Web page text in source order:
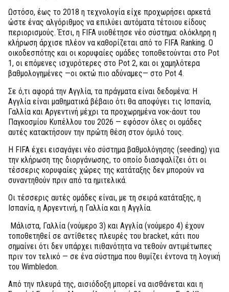
Ωστόσο, έως το 2018 η τεχνολογία είχε προχωρήσει αρκετά
ώστε ένας αλγόριθμος να επιλύει αυτόματα τέτοιου είδους
περιορισμούς. Έτσι, η FIFA υιοθέτησε νέο σύστημα: ολόκληρη η
κλήρωση άρχισε πλέον να καθορίζεται από το FIFA Ranking. Ο
οικοδεσπότης και οι κορυφαίες ομάδες τοποθετούνται στο Pot
1, οι επόμενες ισχυρότερες στο Pot 2, και οι χαμηλότερα
βαθμολογημένες —οι οκτώ πιο αδύναμες— στο Pot 4.
Σε ό,τι αφορά την Αγγλία, τα πράγματα είναι δεδομένα: Η
Αγγλία είναι μαθηματικά βέβαιο ότι θα αποφύγει τις Ισπανία,
Γαλλία και Αργεντινή μέχρι τα προχωρημένα νοκ-άουτ του
Παγκοσμίου Κυπέλλου του 2026 — εφόσον όλες οι ομάδες
αυτές κατακτήσουν την πρώτη θέση στον όμιλό τους.
Η FIFA έχει εισαγάγει νέο σύστημα βαθμολόγησης (seeding) για
την κλήρωση της διοργάνωσης, το οποίο διασφαλίζει ότι οι
τέσσερις κορυφαίες χώρες της κατάταξης δεν μπορούν να
συναντηθούν πριν από τα ημιτελικά.
Οι τέσσερις αυτές ομάδες είναι, με τη σειρά κατάταξης, η
Ισπανία, η Αργεντινή, η Γαλλία και η Αγγλία.
Μάλιστα, Γαλλία (νούμερο 3) και Αγγλία (νούμερο 4) έχουν
τοποθετηθεί σε αντίθετες πλευρές του bracket, κάτι που
σημαίνει ότι δεν υπάρχει πιθανότητα να τεθούν αντιμέτωπες
πριν τον τελικό — σε ένα σύστημα που θυμίζει έντονα τη λογική
του Wimbledon.
Από την πλευρά της, αισιόδοξη μπορεί να αισθάνεται και η